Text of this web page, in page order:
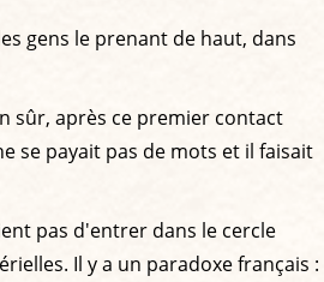
gens le prenant de haut, dans
sûr, après ce premier contact
se payait pas de mots et il faisait
pas d'entrer dans le cercle
Il y a un paradoxe français :